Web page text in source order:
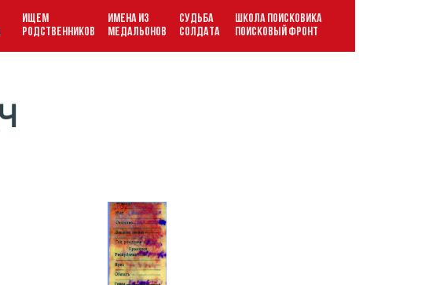
ИЩЕМ
РОДСТВЕННИКОВ
ИМЕНА ИЗ
МЕДАЛЬОНОВ
СУДЬБА
СОЛДАТА
ШКОЛА ПОИСКОВИКА
ПОИСКОВЫЙ ФРОНТ